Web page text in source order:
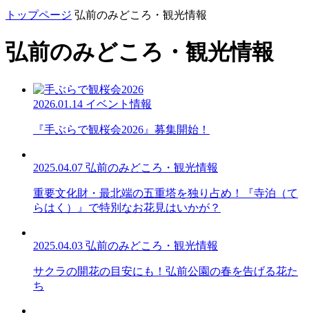
トップページ 弘前のみどころ・観光情報
弘前のみどころ・観光情報
2026.01.14 イベント情報
『手ぶらで観桜会2026』募集開始！
2025.04.07 弘前のみどころ・観光情報
重要文化財・最北端の五重塔を独り占め！『寺泊（て
らはく）』で特別なお花見はいかが？
2025.04.03 弘前のみどころ・観光情報
サクラの開花の目安にも！弘前公園の春を告げる花た
ち